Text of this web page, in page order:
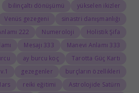
yükselen ikizler
bilinçaltı dönüşümü
sinastri danışmanlığı
Venüs gezegeni
Holistik Şifa
Numeroloji
222 Manevi Anlamı
333 Manevi Anlamı
333 Mesajı
Tarotta Güç Kartı
ay burcu koç
burçların özellikleri
gezegenler
1.ev
Astrolojide Satürn
reiki eğitimi